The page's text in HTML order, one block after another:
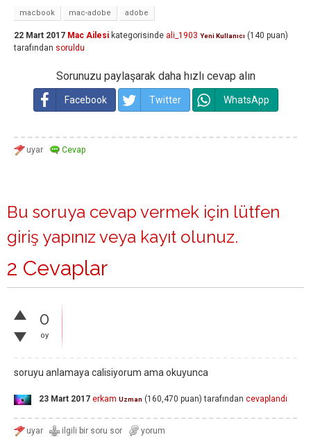
macbook mac-adobe adobe
22 Mart 2017 Mac Ailesi kategorisinde ali_1903 Yeni Kullanıcı (140 puan)
tarafından soruldu
Sorunuzu paylaşarak daha hızlı cevap alın
Facebook Twitter WhatsApp
Bu soruya cevap vermek için lütfen
giriş yapınız veya kayıt olunuz.
2 Cevaplar
0
oy
soruyu anlamaya calisiyorum ama okuyunca
23 Mart 2017 erkam Uzman (160,470 puan) tarafından cevaplandı